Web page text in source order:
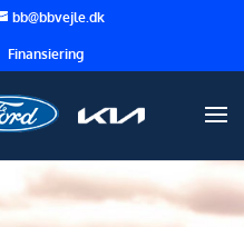
bb@bbvejle.dk
Finansiering